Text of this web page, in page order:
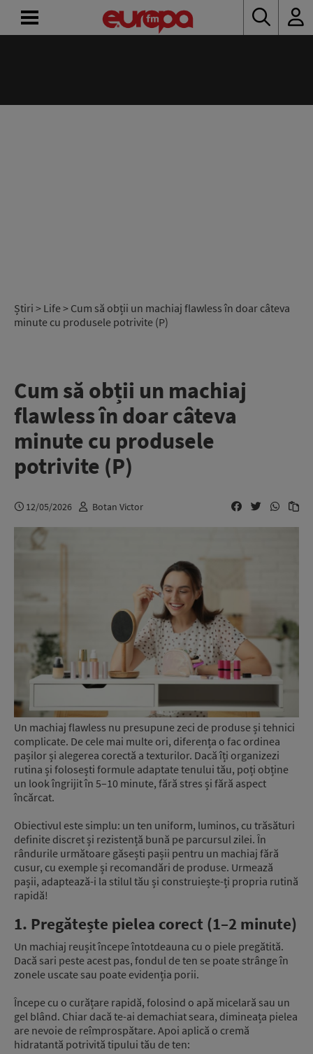
Știri > Life> Cum să obții un machiaj flawless în doar câteva
minute cu produsele potrivite (P)
Cum să obții un machiaj
flawless în doar câteva
minute cu produsele
potrivite (P)
12/05/2026 Botan Victor
Un machiaj flawless nu presupune zeci de produse și tehnici
complicate. De cele mai multe ori, diferența o fac ordinea
pașilor și alegerea corectă a texturilor. Dacă îți organizezi
rutina și folosești formule adaptate tenului tău, poți obține
un look îngrijit în 5–10 minute, fără stres și fără aspect
încărcat.
Obiectivul este simplu: un ten uniform, luminos, cu trăsături
definite discret și rezistență bună pe parcursul zilei. În
rândurile următoare găsești pașii pentru un machiaj fără
cusur, cu exemple și recomandări de produse. Urmează
pașii, adaptează-i la stilul tău și construiește-ți propria rutină
rapidă!
1. Pregătește pielea corect (1–2 minute)
Un machiaj reușit începe întotdeauna cu o piele pregătită.
Dacă sari peste acest pas, fondul de ten se poate strânge în
zonele uscate sau poate evidenția porii.
Începe cu o curățare rapidă, folosind o apă micelară sau un
gel blând. Chiar dacă te-ai demachiat seara, dimineața pielea
are nevoie de reîmprospătare. Apoi aplică o cremă
hidratantă potrivită tipului tău de ten: